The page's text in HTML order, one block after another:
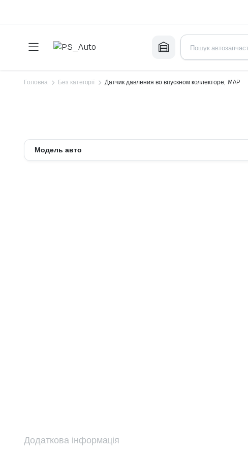
Головна Без категорії Датчик давления во впускном коллекторе, MAP
Модель авто
Додаткова інформація